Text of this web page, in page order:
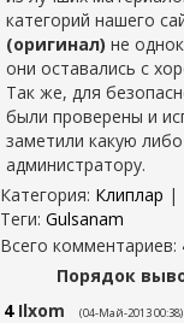
категорий нашего
(оригинал) не
они оставались с
Так же, для
были проверены и
заметили какую
администратору.
Категория: Клиплар |
Теги: Gulsanam
Всего комментариев:
Порядок
4 Ilxom (04-Май-2013 00:38)